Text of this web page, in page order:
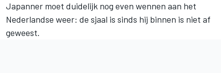
Japanner moet duidelijk nog even wennen aan het
Nederlandse weer: de sjaal is sinds hij binnen is niet af
geweest.